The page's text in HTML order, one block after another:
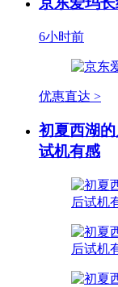
6小时前
优惠直达 >
初夏西湖
试机有感